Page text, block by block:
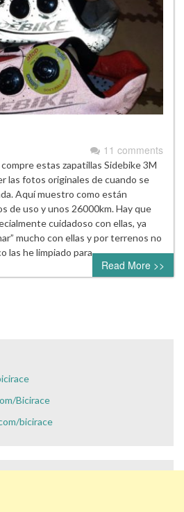
11 comments
estas zapatillas Sidebike 3M
las fotos originales de cuando se
Aquí muestro como están
de uso y unos 26000km. Hay que
cuidadoso con ellas, ya
mucho con ellas y por terrenos no
las he limpiado para…
Read More >>
Bicirace
bicirace